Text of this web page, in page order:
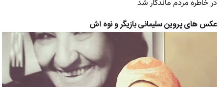
در خاطره مردم ماندگار شد
عکس های پروین سلیمانی بازیگر و نوه اش